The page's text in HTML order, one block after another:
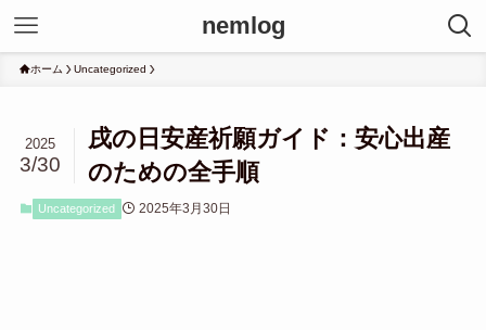
nemlog
ホーム Uncategorized
戌の日安産祈願ガイド：安心出産
のための全手順
2025
3/30
Uncategorized 2025年3月30日